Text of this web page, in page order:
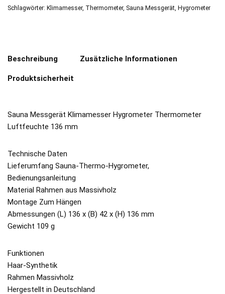
Schlagwörter: Klimamesser, Thermometer, Sauna Messgerät Hygrometer
Beschreibung Zusätzliche Informationen
Produktsicherheit
Sauna Messgerät Klimamesser Hygrometer Thermometer
Luftfeuchte 136 mm
Technische Daten
Lieferumfang Sauna-Thermo-Hygrometer,
Bedienungsanleitung
Material Rahmen aus Massivholz
Montage Zum Hängen
Abmessungen (L) 136 x (B) 42 x (H) 136 mm
Gewicht 109 g
Funktionen
Haar-Synthetik
Rahmen Massivholz
Hergestellt in Deutschland